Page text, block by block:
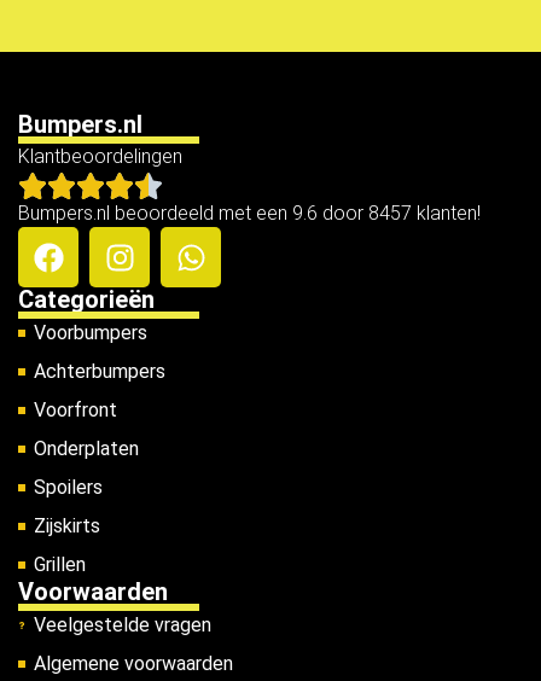
Bumpers.nl
Klantbeoordelingen
Bumpers.nl beoordeeld met een 9.6 door 8457 klanten!
Categorieën
Voorbumpers
Achterbumpers
Voorfront
Onderplaten
Spoilers
Zijskirts
Grillen
Voorwaarden
Veelgestelde vragen
Algemene voorwaarden